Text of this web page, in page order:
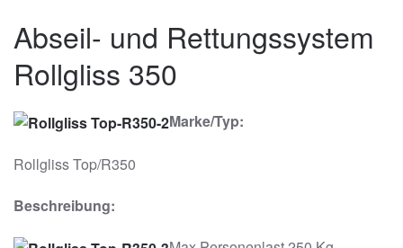
Abseil- und Rettungssystem
Rollgliss 350
Marke/Typ:
Rollgliss Top/R350
Beschreibung: